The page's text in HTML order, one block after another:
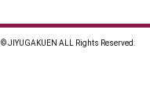
JIYUGAKUEN ALL Rights Reserved.